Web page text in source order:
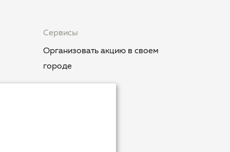
Сервисы
Организовать акцию в своем
городе